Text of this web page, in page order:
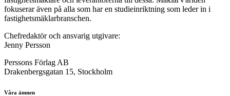
fokuserar även på alla som har en studieinriktning som leder in i
fastighetsmäklarbranschen.
Chefredaktör och ansvarig utgivare:
Jenny Persson
Perssons Förlag AB
Drakenbergsgatan 15, Stockholm
Våra ämnen